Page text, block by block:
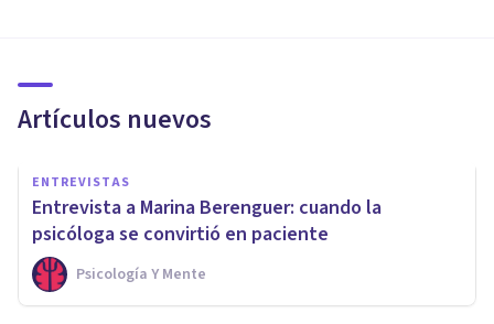
Artículos nuevos
ENTREVISTAS
Entrevista a Marina Berenguer: cuando la
psicóloga se convirtió en paciente
Psicología Y Mente